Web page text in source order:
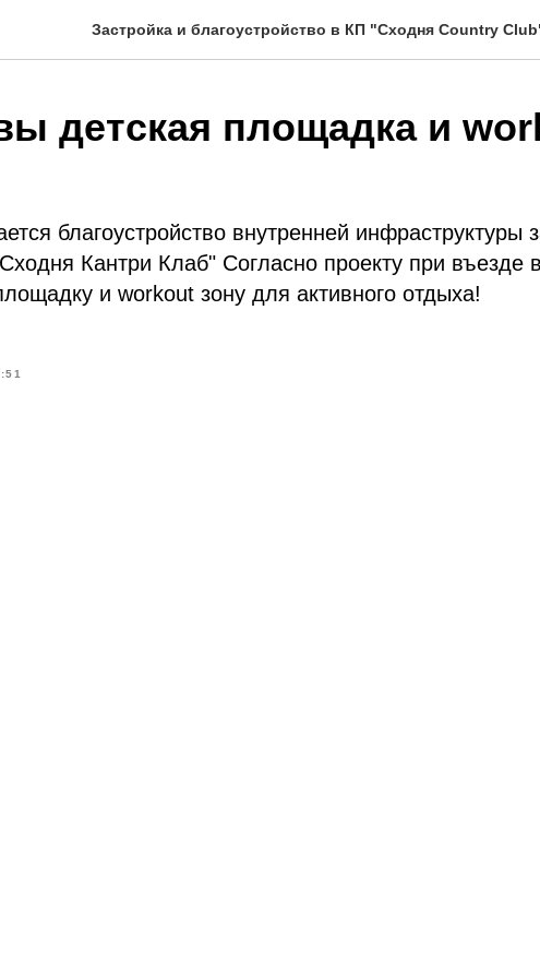
Застройка и благоустройство в КП "Сходня Country
детская площадка и
благоустройство внутренней инфраструктуры
Кантри Клаб" Согласно проекту при въезде
и workout зону для активного отдыха!